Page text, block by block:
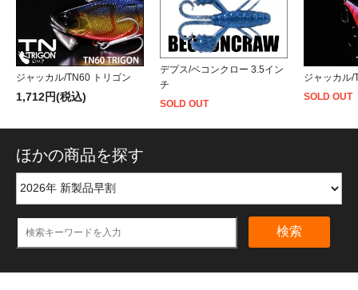
ジャッカル/TN60 トリゴン
1,712円(税込)
デプス/ベコンクロー 3.5イン
チ
SOLD OUT
ジャッカル/
SOLD OUT
ほかの商品を探す
検索